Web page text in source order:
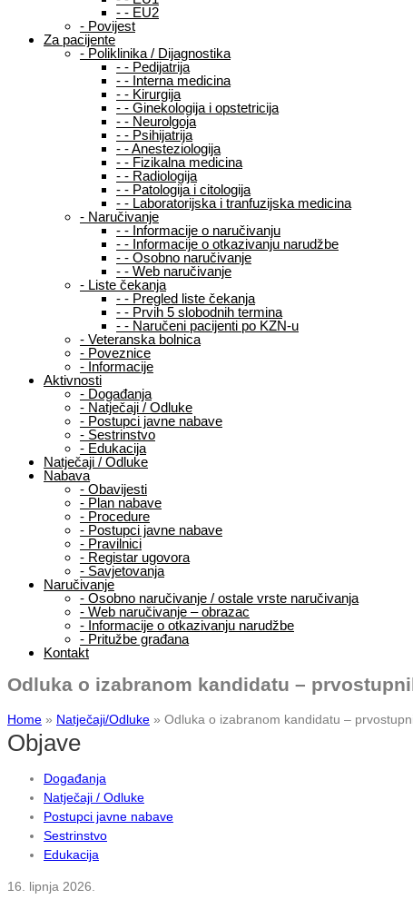
- - EU2
- Povijest
Za pacijente
- Poliklinika / Dijagnostika
- - Pedijatrija
- - Interna medicina
- - Kirurgija
- - Ginekologija i opstetricija
- - Neurolgoja
- - Psihijatrija
- -Anesteziologija
- - Fizikalna medicina
- - Radiologija
- - Patologija i citologija
- - Laboratorijska i tranfuzijska medicina
- Naručivanje
- - Informacije o naručivanju
- - Informacije o otkazivanju narudžbe
- - Osobno naručivanje
- - Web naručivanje
- Liste čekanja
- - Pregled liste čekanja
- - Prvih 5 slobodnih termina
- - Naručeni pacijenti po KZN-u
- Veteranska bolnica
- Poveznice
- Informacije
Aktivnosti
- Događanja
- Natječaji / Odluke
- Postupci javne nabave
- Sestrinstvo
- Edukacija
Natječaji / Odluke
Nabava
- Obavijesti
- Plan nabave
- Procedure
- Postupci javne nabave
- Pravilnici
- Registar ugovora
- Savjetovanja
Naručivanje
- Osobno naručivanje / ostale vrste naručivanja
- Web naručivanje – obrazac
- Informacije o otkazivanju narudžbe
- Pritužbe građana
Kontakt
Odluka o izabranom kandidatu –
Home » Natječaji/Odluke » Odluka o izabranom kandidatu –
Objave
Događanja
Natječaji / Odluke
Postupci javne nabave
Sestrinstvo
Edukacija
16. lipnja 2026.